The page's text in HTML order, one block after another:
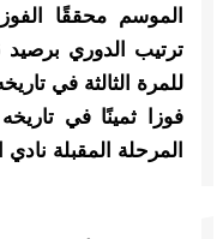
الموسم محققًا
للمرة الثالثة في
فوزا ثمينًا في
المرحلة المقبلة